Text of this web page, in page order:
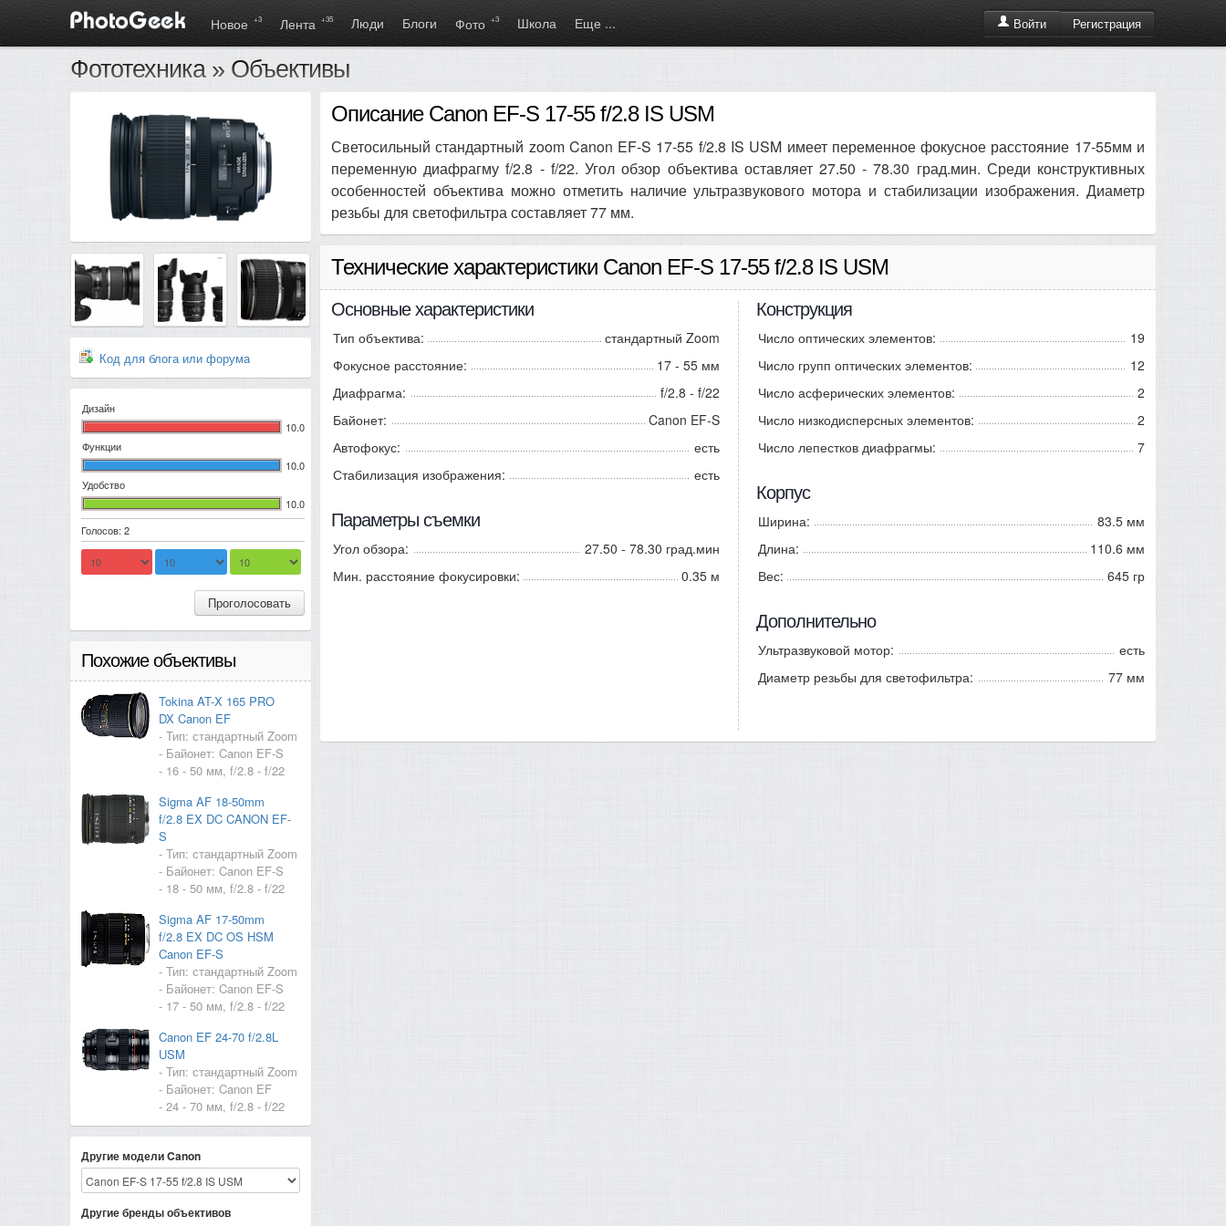
Войти Регистрация
Новое +3 Лента +35 Люди Блоги Фото +3 Школа Еще ...
Фототехника» Объективы
Код для блога или форума
Дизайн
10.0
Функции
10.0
Удобство
10.0
Голосов: 2
Проголосовать
Похожие объективы
Tokina AT-X 165 PRO
DX Canon EF
- Тип: стандартный Zoom
- Байонет: Canon EF-S
- 16 - 50 мм, f/2.8 - f/22
Sigma AF 18-50mm
f/2.8 EX DC CANON EF-
S
- Тип: стандартный Zoom
- Байонет: Canon EF-S
- 18 - 50 мм, f/2.8 - f/22
Sigma AF 17-50mm
f/2.8 EX DC OS HSM
Canon EF-S
- Тип: стандартный Zoom
- Байонет: Canon EF-S
- 17 - 50 мм, f/2.8 - f/22
Canon EF 24-70 f/2.8L
USM
- Тип: стандартный Zoom
- Байонет: Canon EF
- 24 - 70 мм, f/2.8 - f/22
Другие модели Canon
Другие бренды объективов
Описание Canon EF-S 17-55 f/2.8 IS USM
Светосильный стандартный zoom Canon EF-S 17-55 f/2.8 IS USM имеет переменное фокусное расстояние 17-55мм и
переменную диафрагму f/2.8 - f/22. Угол обзор объектива оставляет 27.50 - 78.30 град.мин. Среди конструктивных
особенностей объектива можно отметить наличие ультразвукового мотора и стабилизации изображения. Диаметр
резьбы для светофильтра составляет 77 мм.
Технические характеристики Canon EF-S 17-55 f/2.8 IS USM
Основные характеристики
Тип объектива:
стандартный Zoom
Фокусное расстояние:
17 - 55 мм
Диафрагма:
f/2.8 - f/22
Байонет:
Canon EF-S
Автофокус:
есть
Стабилизация изображения:
есть
Параметры съемки
Угол обзора:
27.50 - 78.30 град.мин
Мин. расстояние фокусировки:
0.35 м
Конструкция
Число оптических элементов:
19
Число групп оптических элементов:
12
Число асферических элементов:
2
Число низкодисперсных элементов:
2
Число лепестков диафрагмы:
7
Корпус
Ширина:
83.5 мм
Длина:
110.6 мм
Вес:
645 гр
Дополнительно
Ультразвуковой мотор:
есть
Диаметр резьбы для светофильтра:
77 мм